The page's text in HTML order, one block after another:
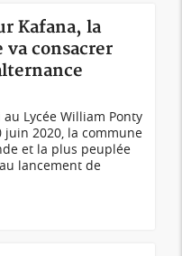
Kafana, la
consacrer
Lycée William Ponty
juin 2020, la commune
et la plus peuplée
lancement de